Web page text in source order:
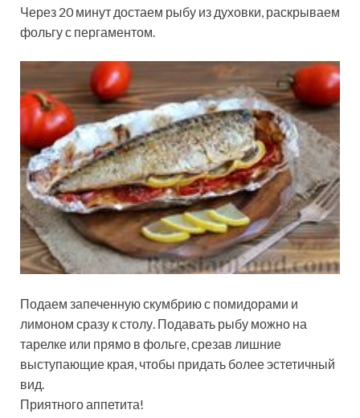
Через 20 минут достаем рыбу из духовки, раскрываем
фольгу с пергаментом.
Подаем запеченную скумбрию с помидорами и
лимоном сразу к столу. Подавать рыбу можно на
тарелке или прямо в фольге, срезав лишние
выступающие края, чтобы придать более эстетичный
вид.
Приятного аппетита!